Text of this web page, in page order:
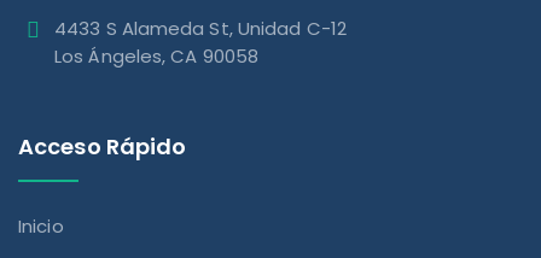
4433 S Alameda St, Unidad C-12
Los Ángeles, CA 90058
Acceso Rápido
Inicio